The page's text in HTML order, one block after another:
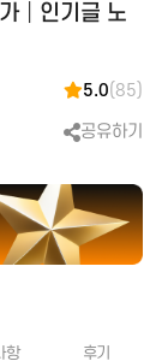
적화
카오 플랫폼
이버 플랫폼
│인기글 노
5.0(85)
공유하기
항 후기